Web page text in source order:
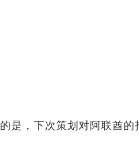
是，下次策划对阿联酋